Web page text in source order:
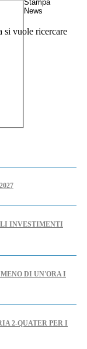
si vuole ricercare
INVESTIMENTI
DI UN'ORA I
2-QUATER PER I